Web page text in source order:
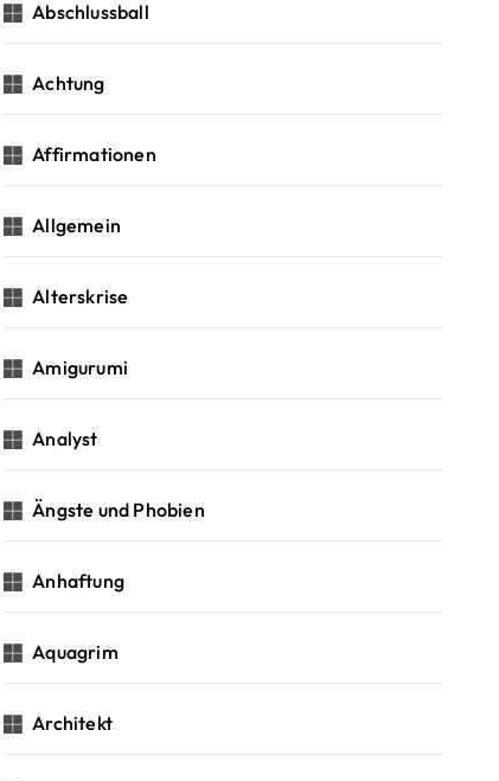
c
Abschlussball
Achtung
Affirmationen
Allgemein
Alterskrise
Amigurumi
Analyst
Ängste und Phobien
Anhaftung
Aquagrim
Architekt